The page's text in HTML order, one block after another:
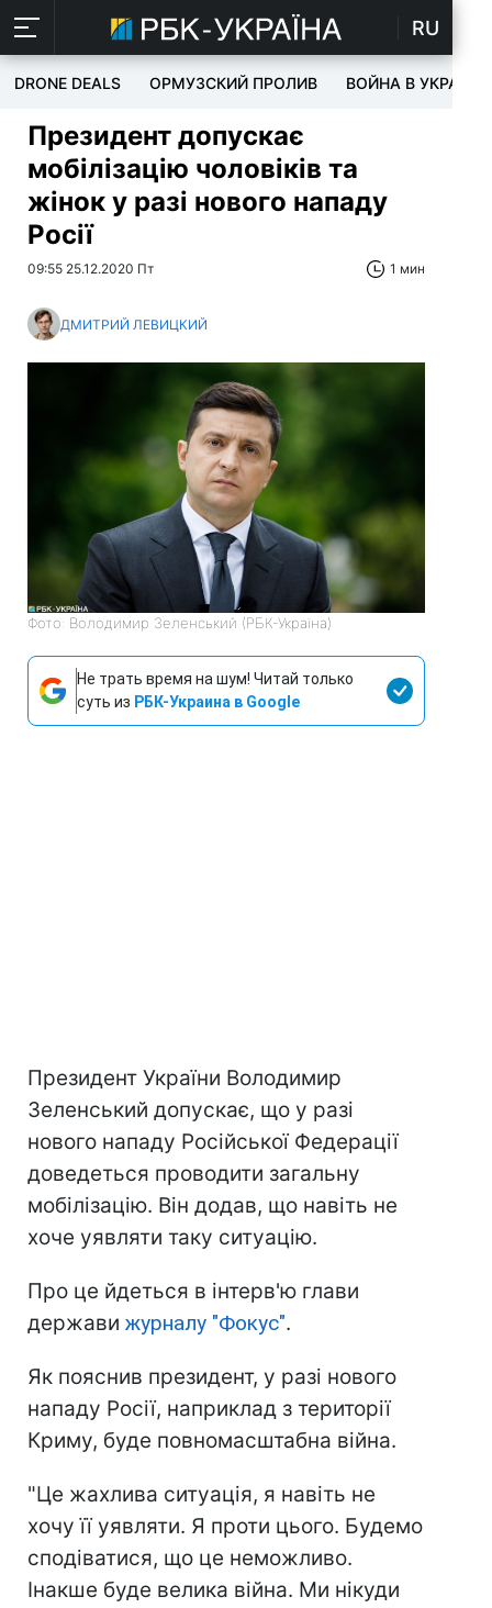
RU
DRONE DEALS ОРМУЗСКИЙ ПРОЛИВ ВОЙНА В УКРАИНЕ
Президент допускає
мобілізацію чоловіків та
жінок у разі нового нападу
Росії
09:55 25.12.2020 Пт 1 мин
ДМИТРИЙ ЛЕВИЦКИЙ
Фото: Володимир Зеленський (РБК-Україна)
Не трать время на шум! Читай только
суть из РБК-Украина в Google
Президент України Володимир
Зеленський допускає, що у разі
нового нападу Російської Федерації
доведеться проводити загальну
мобілізацію. Він додав, що навіть не
хоче уявляти таку ситуацію.
Про це йдеться в інтерв'ю глави
держави журналу "Фокус".
Як пояснив президент, у разі нового
нападу Росії, наприклад з території
Криму, буде повномасштабна війна.
"Це жахлива ситуація, я навіть не
хочу її уявляти. Я проти цього. Будемо
сподіватися, що це неможливо.
Інакше буде велика війна. Ми нікуди